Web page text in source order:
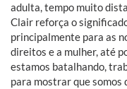
adulta, tempo muito
Clair reforça o
principalmente para as
direitos e a mulher, até
estamos batalhando,
para mostrar que